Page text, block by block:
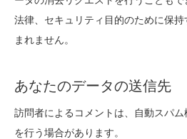
法律、セキュリティ目的のために保
まれません。
あなたのデータの送信先
訪問者によるコメントは、自動スパ
を行う場合があります。